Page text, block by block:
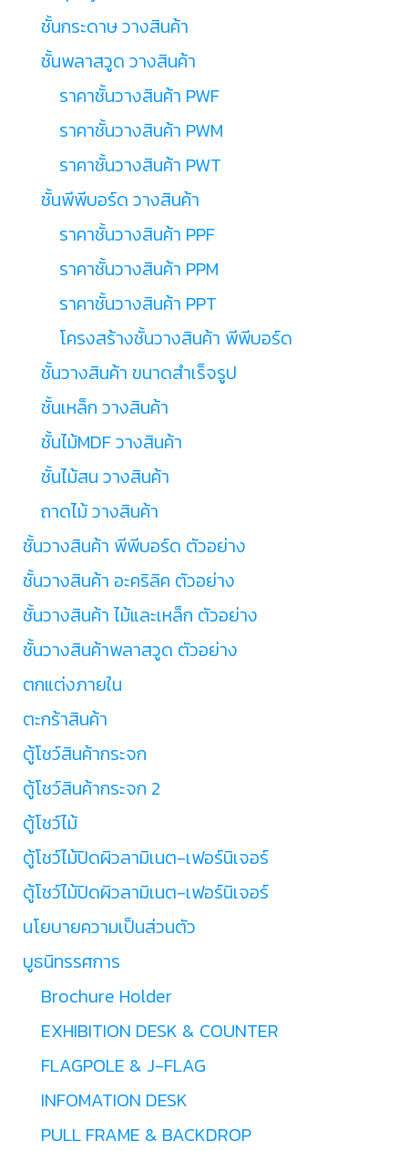
ชั้นกระดาษ วางสินค้า
ชั้นพลาสวูด วางสินค้า
ราคาชั้นวางสินค้า PWF
ราคาชั้นวางสินค้า PWM
ราคาชั้นวางสินค้า PWT
ชั้นพีพีบอร์ด วางสินค้า
ราคาชั้นวางสินค้า PPF
ราคาชั้นวางสินค้า PPM
ราคาชั้นวางสินค้า PPT
โครงสร้างชั้นวางสินค้า พีพีบอร์ด
ชั้นวางสินค้า ขนาดสำเร็จรูป
ชั้นเหล็ก วางสินค้า
ชั้นไม้MDF วางสินค้า
ชั้นไม้สน วางสินค้า
ถาดไม้ วางสินค้า
ชั้นวางสินค้า พีพีบอร์ด ตัวอย่าง
ชั้นวางสินค้า อะคริลิค ตัวอย่าง
ชั้นวางสินค้า ไม้และเหล็ก ตัวอย่าง
ชั้นวางสินค้าพลาสวูด ตัวอย่าง
ตกแต่งภายใน
ตะกร้าสินค้า
ตู้โชว์สินค้ากระจก
ตู้โชว์สินค้ากระจก 2
ตู้โชว์ไม้
ตู้โชว์ไม้ปิดผิวลามิเนต-เฟอร์นิเจอร์
ตู้โชว์ไม้ปิดผิวลามิเนต-เฟอร์นิเจอร์
นโยบายความเป็นส่วนตัว
บูธนิทรรศการ
Brochure Holder
EXHIBITION DESK & COUNTER
FLAGPOLE & J-FLAG
INFOMATION DESK
PULL FRAME & BACKDROP